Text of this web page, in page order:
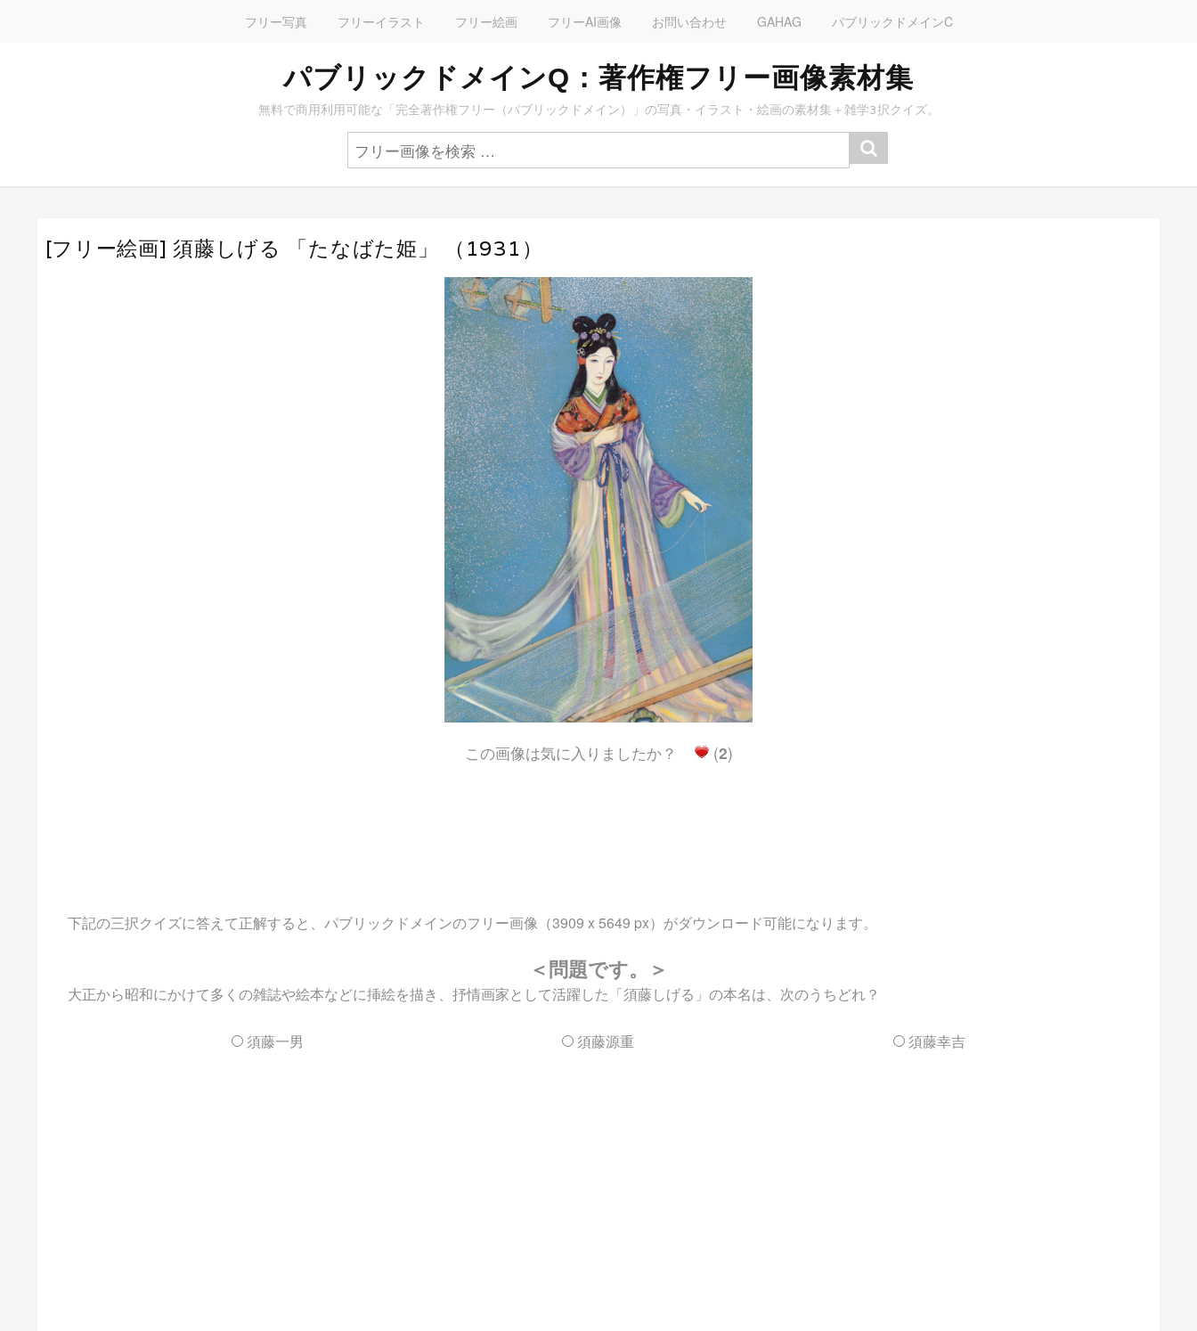
フリー写真 フリーイラスト フリー絵画 フリーAI画像 お問い合わせ GAHAG パブリックドメインC
パブリックドメインQ：著作権フリー画像素材集
無料で商用利用可能な「完全著作権フリー（パブリックドメイン）」の写真・イラスト・絵画の素材集＋雑学3択クイズ。
[フリー絵画] 須藤しげる 「たなばた姫」 （1931）
この画像は気に入りましたか？ (2)
下記の三択クイズに答えて正解すると、パブリックドメインのフリー画像（3909 x 5649 px）がダウンロード可能になります。
＜問題です。＞
大正から昭和にかけて多くの雑誌や絵本などに挿絵を描き、抒情画家として活躍した「須藤しげる」の本名は、次のうちどれ？
須藤一男 須藤源重 須藤幸吉